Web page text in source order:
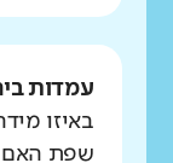
עמדות
באיזו
שפת האם